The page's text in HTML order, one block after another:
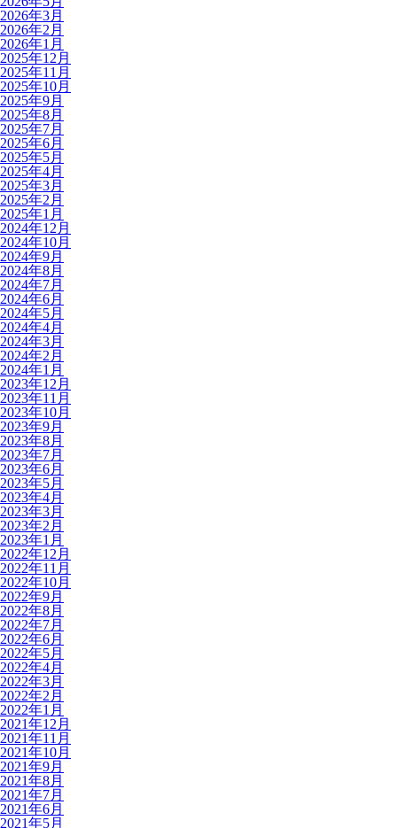
2026年3月
2026年2月
2026年1月
2025年12月
2025年11月
2025年10月
2025年9月
2025年8月
2025年7月
2025年6月
2025年5月
2025年4月
2025年3月
2025年2月
2025年1月
2024年12月
2024年10月
2024年9月
2024年8月
2024年7月
2024年6月
2024年5月
2024年4月
2024年3月
2024年2月
2024年1月
2023年12月
2023年11月
2023年10月
2023年9月
2023年8月
2023年7月
2023年6月
2023年5月
2023年4月
2023年3月
2023年2月
2023年1月
2022年12月
2022年11月
2022年10月
2022年9月
2022年8月
2022年7月
2022年6月
2022年5月
2022年4月
2022年3月
2022年2月
2022年1月
2021年12月
2021年11月
2021年10月
2021年9月
2021年8月
2021年7月
2021年6月
2021年5月